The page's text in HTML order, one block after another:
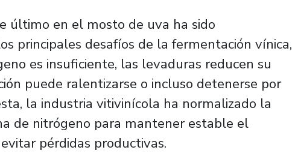
último en el mosto de uva ha sido
principales desafíos de la fermentación vínica,
es insuficiente, las levaduras reducen su
puede ralentizarse o incluso detenerse por
la industria vitivinícola ha normalizado la
de nitrógeno para mantener estable el
pérdidas productivas.